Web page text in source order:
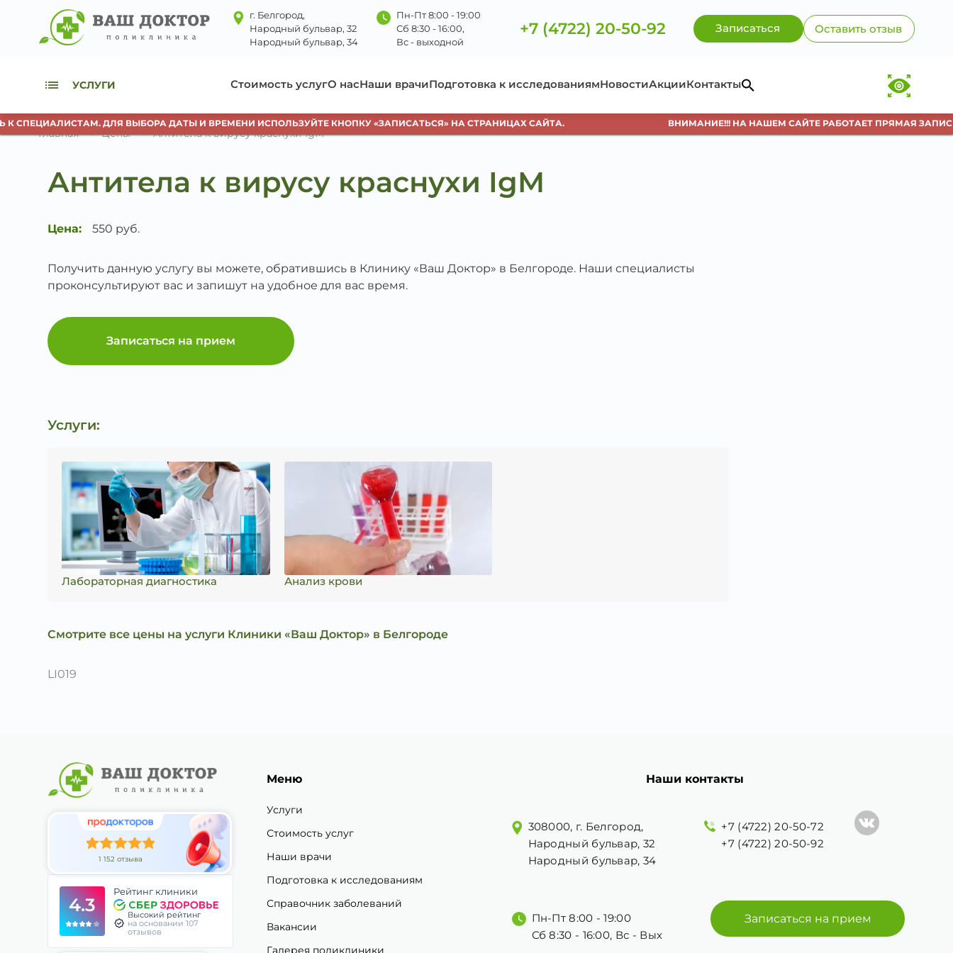
г. Белгород,
Народный бульвар, 32
Народный бульвар, 34
Пн-Пт 8:00 - 19:00
Сб 8:30 - 16:00,
Вс - выходной
+7 (4722) 20-50-92 Записаться Оставить отзыв
УСЛУГИ Стоимость услугО насНаши врачиПодготовка к исследованиямНовостиАкцииКонтакты
ДЛЯ ВЫБОРА ДАТЫ И ВРЕМЕНИ ИСПОЛЬЗУЙТЕ КНОПКУ «ЗАПИСАТЬСЯ» НА СТРАНИЦАХ САЙТА. ВНИМАНИЕ!!! НА НАШЕМ САЙТЕ РАБОТАЕТ ПРЯМАЯ
Главная Цены Антитела к вирусу краснухи IgM
Антитела к вирусу краснухи IgM
Цена: 550 руб.
Получить данную услугу вы можете, обратившись в Клинику «Ваш Доктор» в Белгороде. Наши специалисты
проконсультируют вас и запишут на удобное для вас время.
Записаться на прием
Услуги:
Лабораторная диагностика Анализ крови
Смотрите все цены на услуги Клиники «Ваш Доктор» в Белгороде
LI019
1 152 отзыва
4.3
Рейтинг клиники
Высокий рейтинг
на основании 107
отзывов
Меню
Услуги
Стоимость услуг
Наши врачи
Подготовка к исследованиям
Справочник заболеваний
Вакансии
Галерея поликлиники
Наши контакты
308000, г. Белгород,
Народный бульвар, 32
Народный бульвар, 34
Пн-Пт 8:00 - 19:00
Сб 8:30 - 16:00, Вс - Вых
+7 (4722) 20-50-72
+7 (4722) 20-50-92
Записаться на прием